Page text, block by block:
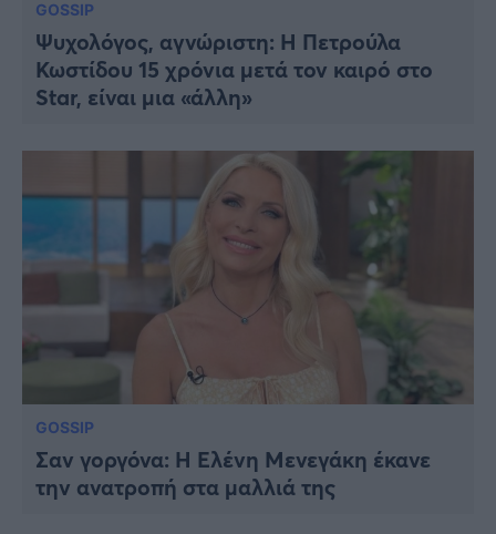
GOSSIP
Ψυχολόγος, αγνώριστη: Η Πετρούλα
Κωστίδου 15 χρόνια μετά τον καιρό στο
Star, είναι μια «άλλη»
GOSSIP
Σαν γοργόνα: Η Ελένη Μενεγάκη έκανε
την ανατροπή στα μαλλιά της